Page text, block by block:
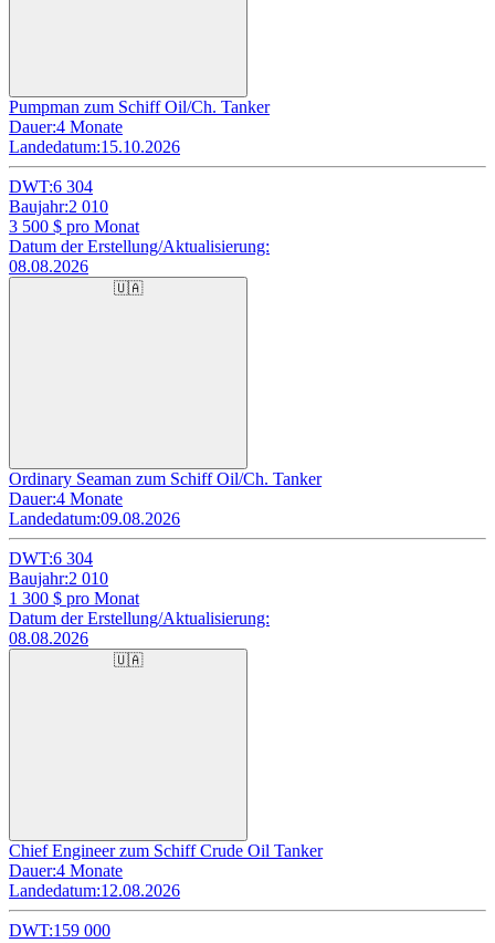
Pumpman zum Schiff Oil/Ch. Tanker
Dauer:4 Monate
Landedatum:15.10.2026
DWT:6 304
Baujahr:2 010
3 500 $ pro Monat
Datum der Erstellung/Aktualisierung:
08.08.2026
🇺🇦
Ordinary Seaman zum Schiff Oil/Ch. Tanker
Dauer:4 Monate
Landedatum:09.08.2026
DWT:6 304
Baujahr:2 010
1 300 $ pro Monat
Datum der Erstellung/Aktualisierung:
08.08.2026
🇺🇦
Chief Engineer zum Schiff Crude Oil Tanker
Dauer:4 Monate
Landedatum:12.08.2026
DWT:159 000